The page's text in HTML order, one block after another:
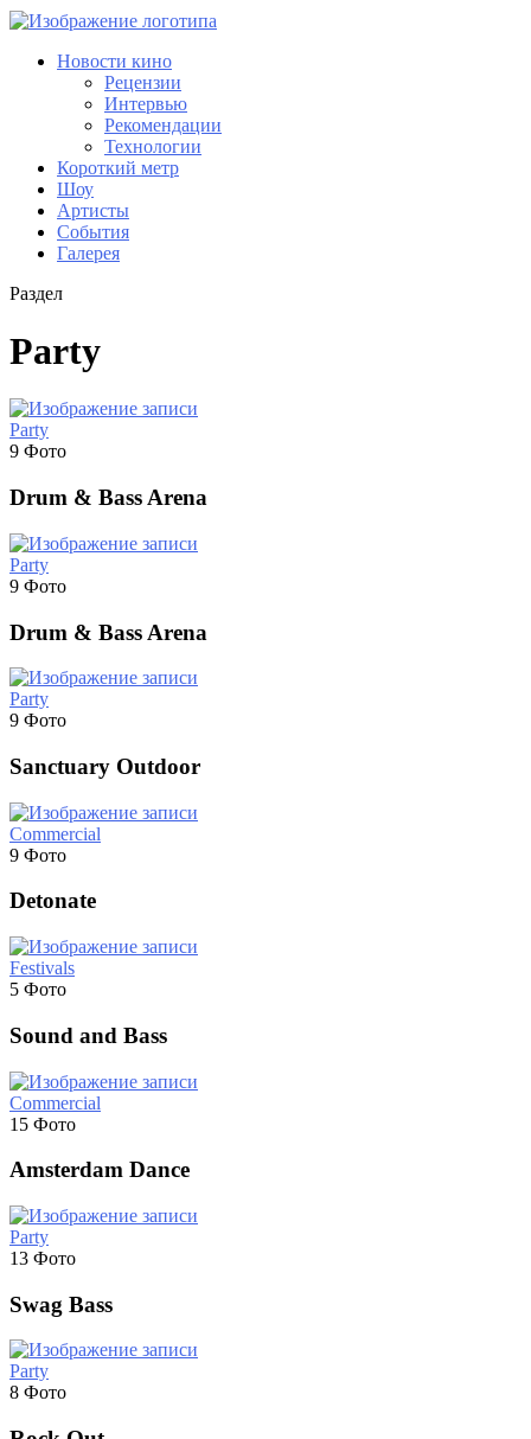
Новости кино
Рецензии
Интервью
Рекомендации
Технологии
Короткий метр
Шоу
Артисты
События
Галерея
Раздел
Party
Party
9 Фото
Drum & Bass Arena
Party
9 Фото
Drum & Bass Arena
Party
9 Фото
Sanctuary Outdoor
Commercial
9 Фото
Detonate
Festivals
5 Фото
Sound and Bass
Commercial
15 Фото
Amsterdam Dance
Party
13 Фото
Swag Bass
Party
8 Фото